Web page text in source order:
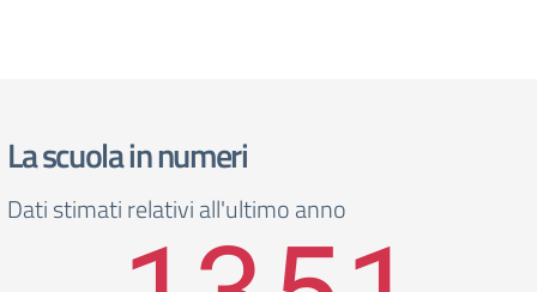
La scuola in numeri
Dati stimati relativi all'ultimo anno